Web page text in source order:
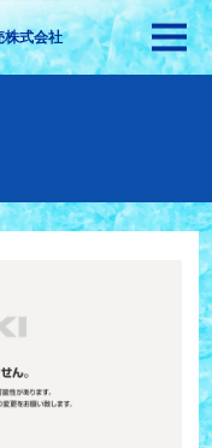
株式会社